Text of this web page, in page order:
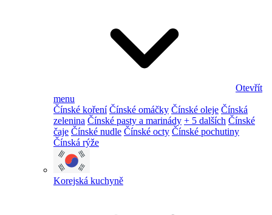
Otevřít
menu
Čínské koření Čínské omáčky Čínské oleje Čínská
zelenina Čínské pasty a marinády + 5 dalších Čínské
čaje Čínské nudle Čínské octy Čínské pochutiny
Čínská rýže
Korejská kuchyně